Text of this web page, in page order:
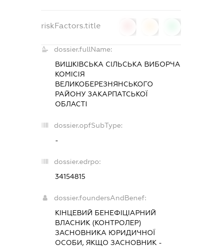
riskFactors.title
dossier.fullName:
ВИШКІВСЬКА СІЛЬСЬКА ВИБОРЧА
КОМІСІЯ
ВЕЛИКОБЕРЕЗНЯНСЬКОГО
РАЙОНУ ЗАКАРПАТСЬКОЇ
ОБЛАСТІ
dossier.opfSubType:
-
dossier.edrpo:
34154815
dossier.foundersAndBenef:
КІНЦЕВИЙ БЕНЕФІЦІАРНИЙ
ВЛАСНИК (КОНТРОЛЕР)
ЗАСНОВНИКА ЮРИДИЧНОЇ
ОСОБИ, ЯКЩО ЗАСНОВНИК -